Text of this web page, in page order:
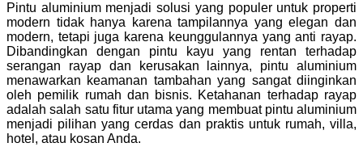
Pintu aluminium menjadi solusi yang populer untuk properti
modern tidak hanya karena tampilannya yang elegan dan
modern, tetapi juga karena keunggulannya yang anti rayap.
Dibandingkan dengan pintu kayu yang rentan terhadap
serangan rayap dan kerusakan lainnya, pintu aluminium
menawarkan keamanan tambahan yang sangat diinginkan
oleh pemilik rumah dan bisnis. Ketahanan terhadap rayap
adalah salah satu fitur utama yang membuat pintu aluminium
menjadi pilihan yang cerdas dan praktis untuk rumah, villa,
hotel, atau kosan Anda.